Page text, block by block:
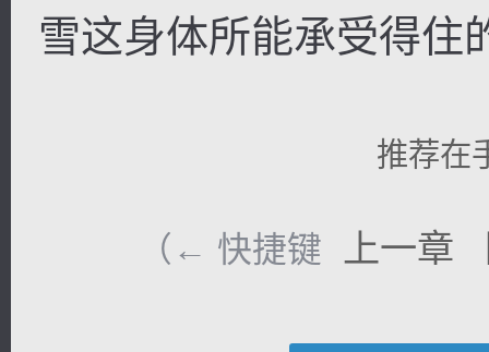
雪这身体所能承受得住
推荐在
（← 快捷键 上一章